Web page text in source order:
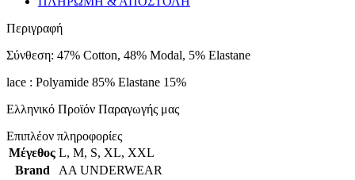
Περιγραφή
Σύνθεση: 47% Cotton, 48% Modal, 5% Elastane
lace : Polyamide 85% Elastane 15%
Ελληνικό Προϊόν Παραγωγής μας
Επιπλέον πληροφορίες
Μέγεθος L, M, S, XL, XXL
Brand
AA UNDERWEAR